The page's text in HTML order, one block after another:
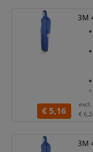
3M
€ 5,16
excl.
€
3M